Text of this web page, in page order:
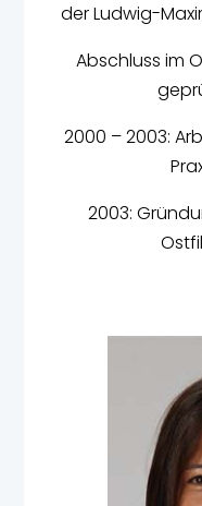
der Ludwig-
Abschluss im
2000 – 2003:
2003: